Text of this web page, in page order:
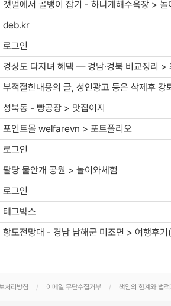
갯벌에서 골뱅이 잡기 - 하나개해수욕장 > 놀
deb.kr
로그인
경상도 다자녀 혜택 — 경남·경북 비교정리 >
부적절한내용의 글, 성인광고 등은 삭제후
성북동 - 빵공장 > 맛집이지
포인트몰 welfarevn > 포트폴리오
로그인
팔당 물안개 공원 > 놀이와체험
로그인
태그박스
항도전망대 - 경남 남해군 미조면 > 여행후기
처리방침 이메일 무단수집거부 책임의 한계와 법적